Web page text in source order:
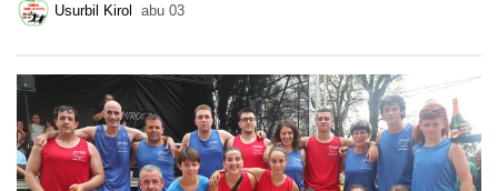
Usurbil Kirol abu 03